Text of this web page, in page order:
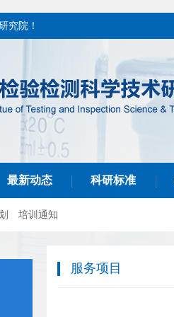
究院！
最新动态 科研标准
培训通知
服务项目